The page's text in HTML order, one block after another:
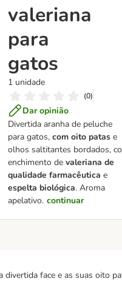
valeriana
para
gatos
1 unidade
(0)
Dar opinião
Divertida aranha de peluche
para gatos, com oito patase
olhos saltitantes bordados,
enchimento devaleriana de
qualidade farmacêutica e
espelta biológica. Aroma
apelativo. continuar
face e as suas oito